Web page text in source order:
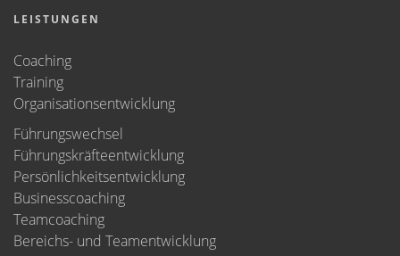
LEISTUNGEN
Coaching
Training
Organisationsentwicklung
Führungswechsel
Führungskräfteentwicklung
Persönlichkeitsentwicklung
Businesscoaching
Teamcoaching
Bereichs- und Teamentwicklung